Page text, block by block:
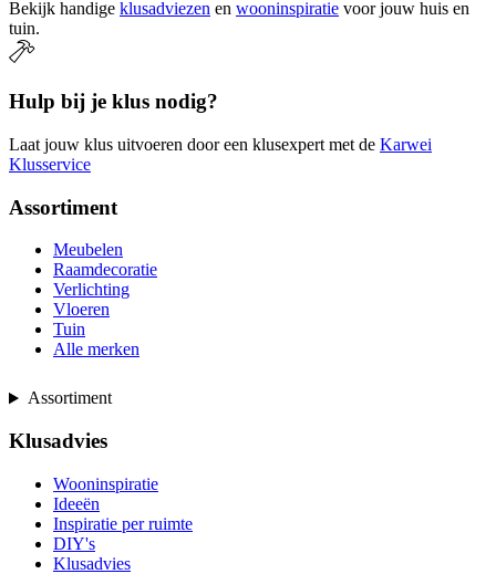
Bekijk handige klusadviezen en wooninspiratie voor jouw huis en
tuin.
Hulp bij je klus nodig?
Laat jouw klus uitvoeren door een klusexpert met de Karwei
Klusservice
Assortiment
Meubelen
Raamdecoratie
Verlichting
Vloeren
Tuin
Alle merken
Assortiment
Klusadvies
Wooninspiratie
Ideeën
Inspiratie per ruimte
DIY's
Klusadvies